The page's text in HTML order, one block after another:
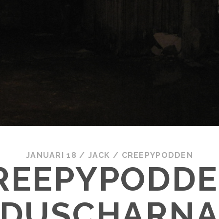
JANUARI 18 / JACK / CREEPYPODDEN